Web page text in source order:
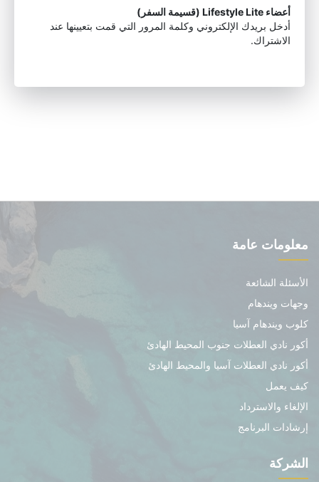
أعضاء Lifestyle Lite (قسيمة السفر)
أدخل بريدك الإلكتروني وكلمة المرور التي قمت بتعيينها عند
الاشتراك.
معلومات عامة
الأسئلة الشائعة
وجهات ويندهام
كلوب ويندهام آسيا
أكور نادي العطلات جنوب المحيط الهادئ
أكور نادي العطلات آسيا والمحيط الهادئ
كيف يعمل
الإلغاء والاسترداد
إرشادات البرنامج
الشركة